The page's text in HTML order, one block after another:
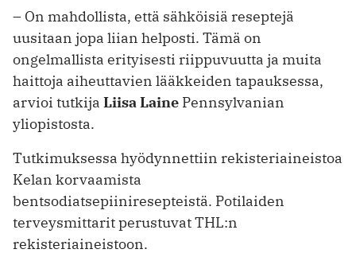
– On mahdollista, että sähköisiä reseptejä
uusitaan jopa liian helposti. Tämä on
ongelmallista erityisesti riippuvuutta ja muita
haittoja aiheuttavien lääkkeiden tapauksessa,
arvioi tutkija Liisa Laine Pennsylvanian
yliopistosta.
Tutkimuksessa hyödynnettiin rekisteriaineistoa
Kelan korvaamista
bentsodiatsepiiniresepteistä. Potilaiden
terveysmittarit perustuvat THL:n
rekisteriaineistoon.